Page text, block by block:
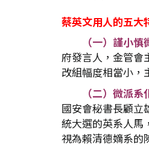
蔡英文用人的五大
（一）謹小慎
府發言人，金管會
改組幅度相當小，
（二）微派系
國安會秘書長顧立
統大選的英系人馬
視為賴清德嫡系的